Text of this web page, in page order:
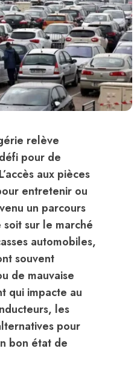
relève
pour de
aux pièces
entretenir ou
un parcours
soit sur le marché
automobiles,
souvent
de mauvaise
qui impacte au
les
pour
bon état de